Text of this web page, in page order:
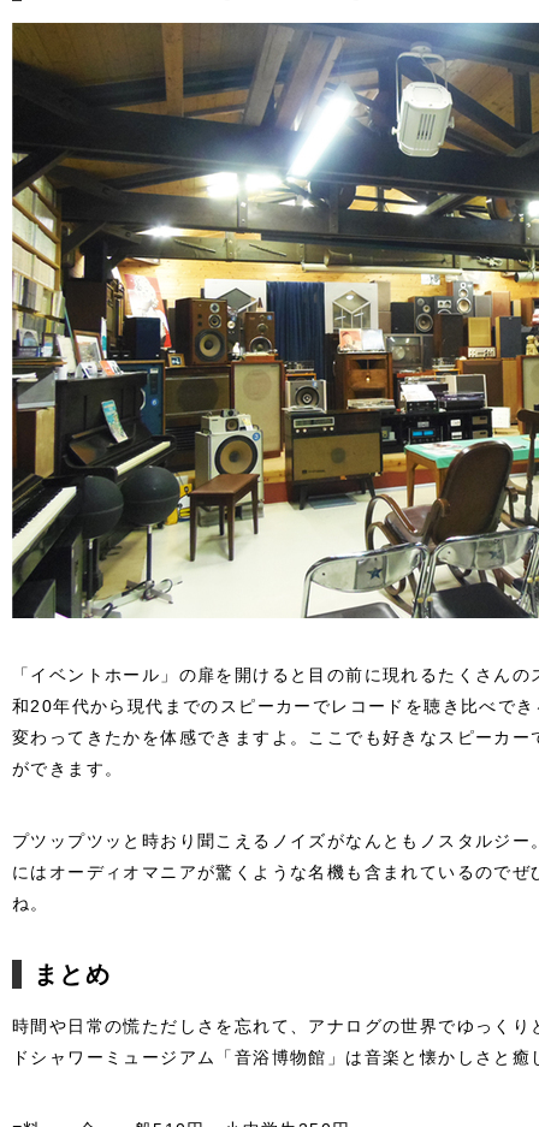
「イベントホール」の扉を開けると目の前に現れるたくさん
和20年代から現代までのスピーカーでレコードを聴き比べで
変わってきたかを体感できますよ。ここでも好きなスピーカ
ができます。
プツップツッと時おり聞こえるノイズがなんともノスタルジ
にはオーディオマニアが驚くような名機も含まれているので
ね。
まとめ
時間や日常の慌ただしさを忘れて、アナログの世界でゆっく
ドシャワーミュージアム「音浴博物館」は音楽と懐かしさと